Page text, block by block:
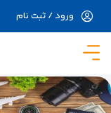
در حال
ورود / ثبت نام